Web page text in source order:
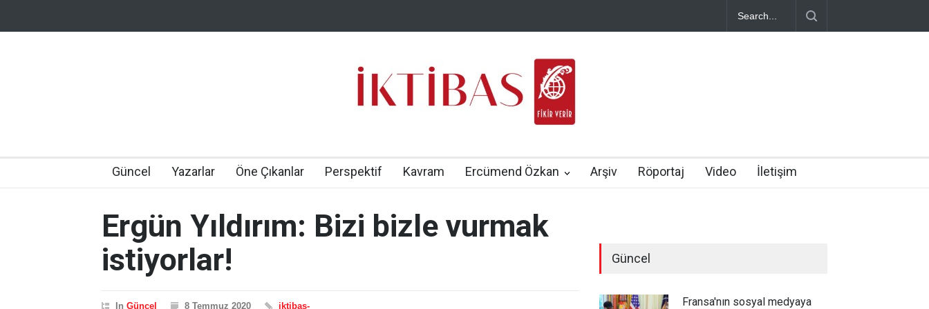
Güncel Yazarlar Öne Çıkanlar Perspektif Kavram Ercümend Özkan Arşiv Röportaj Video İletişim
Ergün Yıldırım: Bizi bizle vurmak
istiyorlar!
In Güncel 8 Temmuz 2020 iktibas-
Güncel
Fransa'nın sosyal medyaya